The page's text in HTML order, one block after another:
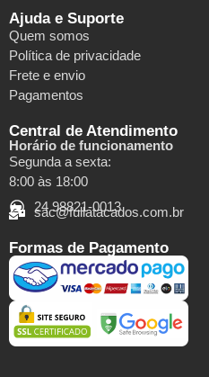
Ajuda e Suporte
Quem somos
Política de privacidade
Frete e envio
Pagamentos
Central de Atendimento
Horário de funcionamento
Segunda a sexta:
8:00 às 18:00
24 98821-0013
sac@fullatacados.com.br
Formas de Pagamento